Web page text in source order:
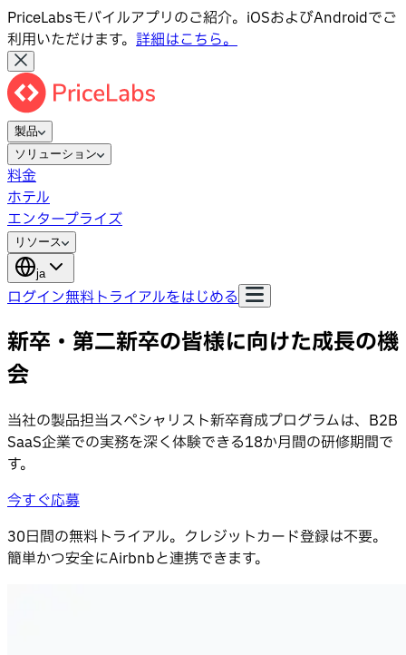
PriceLabsモバイルアプリのご紹介。iOSおよびAndroidでご
利用いただけます。 詳細はこちら。
製品
ソリューション
料金
ホテル
エンタープライズ
リソース
ja
ログイン無料トライアルをはじめる
新卒・第二新卒の皆様に向けた成長の機
会
当社の製品担当スペシャリスト新卒育成プログラムは、B2B
SaaS企業での実務を深く体験できる18か月間の研修期間で
す。
今すぐ応募
30日間の無料トライアル。クレジットカード登録は不要。
簡単かつ安全にAirbnbと連携できます。